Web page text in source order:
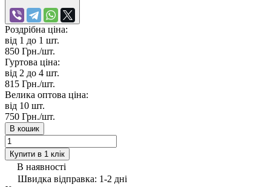
Роздрібна ціна:
від 1 до 1 шт.
850 Грн./шт.
Гуртова ціна:
від 2 до 4 шт.
815 Грн./шт.
Велика оптова ціна:
від 10 шт.
750 Грн./шт.
В кошик
Купити в 1 клік
В наявності
Швидка відправка: 1-2 дні